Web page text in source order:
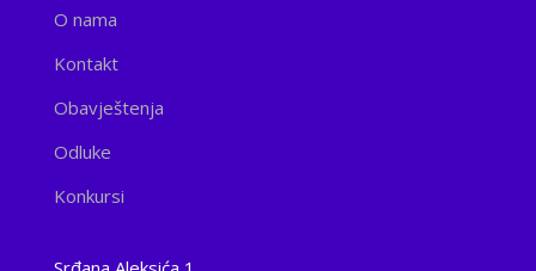
O nama
Kontakt
Obavještenja
Odluke
Konkursi